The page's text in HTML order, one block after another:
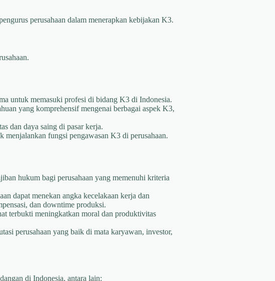
perusahaan dalam menerapkan kebijakan K3.
untuk memasuki profesi di bidang K3 di Indonesia.
yang komprehensif mengenai berbagai aspek K3,
dan daya saing di pasar kerja.
fungsi pengawasan K3 di perusahaan.
hukum bagi perusahaan yang memenuhi kriteria
dapat menekan angka kecelakaan kerja dan
dan downtime produksi.
terbukti meningkatkan moral dan produktivitas
perusahaan yang baik di mata karyawan, investor,
di Indonesia, antara lain: